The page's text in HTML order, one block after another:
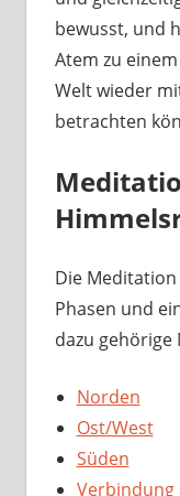
bewusst, und
Atem zu
Welt wieder
betrachten
Die
Phasen und
dazu gehörige
Norden
Ost/West
Süden